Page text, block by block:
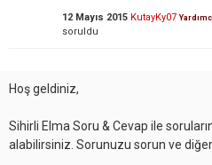
12 Mayıs 2015 KutayKy07
soruldu
Hoş geldiniz,
Sihirli Elma Soru & Cevap ile
alabilirsiniz. Sorunuzu sorun ve diğer